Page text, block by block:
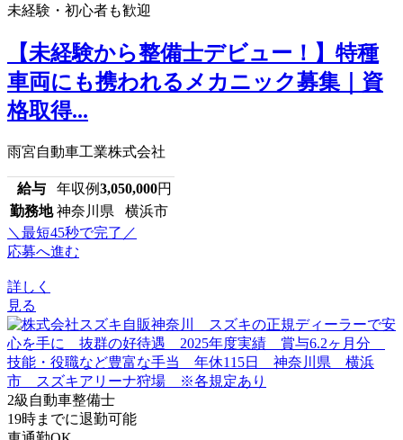
未経験・初心者も歓迎
【未経験から整備士デビュー！】特種
車両にも携われるメカニック募集｜資
格取得...
雨宮自動車工業株式会社
給与 年収例3,050,000円
勤務地 神奈川県 横浜市
＼最短45秒で完了／
応募へ進む
詳しく
見る
2級自動車整備士
19時までに退勤可能